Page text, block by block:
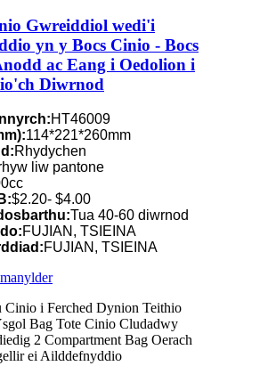
Gwreiddiol wedi'i
yn y Bocs Cinio - Bocs
ac Eang i Oedolion i
Diwrnod
HT46009
114*221*260mm
Rhydychen
liw pantone
$2.20- $4.00
Tua 40-60 diwrnod
FUJIAN, TSIEINA
FUJIAN, TSIEINA
manylder